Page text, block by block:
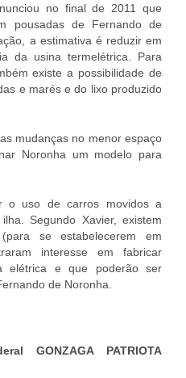
no final de 2011 que
pousadas de Fernando de
a estimativa é reduzir em
da usina termelétrica. Para
existe a possibilidade de
e marés e do lixo produzido
mudanças no menor espaço
Noronha um modelo para
o uso de carros movidos a
Segundo Xavier, existem
se estabelecerem em
interesse em fabricar
elétrica e que poderão ser
de Noronha.
GONZAGA PATRIOTA